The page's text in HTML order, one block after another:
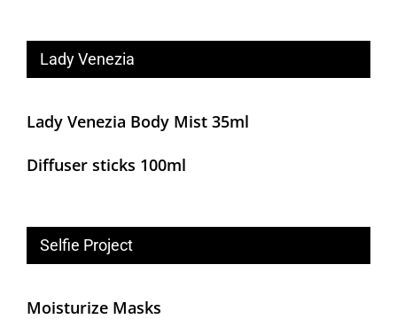
Lady Venezia
Lady Venezia Body Mist 35ml
Diffuser sticks 100ml
Selfie Project
Moisturize Masks